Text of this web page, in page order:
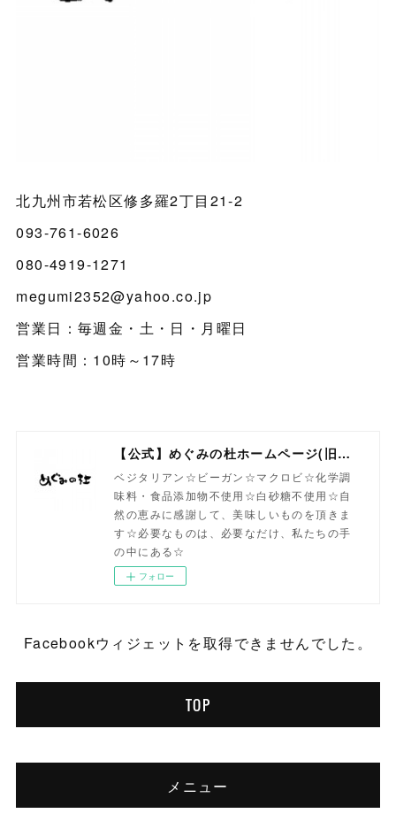
北九州市若松区修多羅2丁目21-2
093-761-6026
080-4919-1271
megumi2352@yahoo.co.jp
営業日：毎週金・土・日・月曜日
営業時間：10時～17時
【公式】めぐみの杜ホームページ(旧自然食工房）
ベジタリアン☆ビーガン☆マクロビ☆化学調
味料・食品添加物不使用☆白砂糖不使用☆自
然の恵みに感謝して、美味しいものを頂きま
す☆必要なものは、必要なだけ、私たちの手
の中にある☆
フォロー
Facebookウィジェットを取得できませんでした。
TOP
メニュー